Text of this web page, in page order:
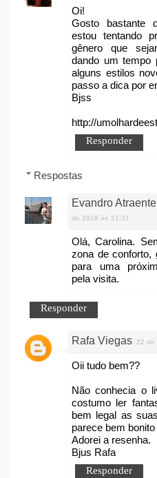
Oi!
Gosto bastante
estou tentando
gênero que
dando um tempo
alguns estilos
passo a dica por
Bjss
http://
Responder
Respostas
Evandro
de 2018 às 21:31
Olá, Carolina.
zona de conforto,
para uma
pela visita.
Responder
Rafa Viegas 22 de
Oii tudo bem??
Não conhecia o
costumo ler
bem legal as
parece bem
Adorei a resenha.
Bjus Rafa
Responder